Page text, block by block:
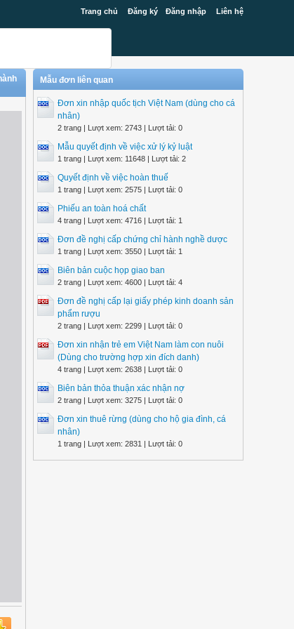
Trang chủ Đăng ký Đăng nhập Liên hệ
Mẫu đơn liên quan
Đơn xin nhập quốc tịch Việt Nam (dùng cho cá
nhân)
2 trang | Lượt xem: 2743 | Lượt tải: 0
Mẫu quyết định về việc xử lý kỷ luật
1 trang | Lượt xem: 11648 | Lượt tải: 2
Quyết định về việc hoàn thuế
1 trang | Lượt xem: 2575 | Lượt tải: 0
Phiếu an toàn hoá chất
4 trang | Lượt xem: 4716 | Lượt tải: 1
Đơn đề nghị cấp chứng chỉ hành nghề dược
1 trang | Lượt xem: 3550 | Lượt tải: 1
Biên bản cuộc họp giao ban
2 trang | Lượt xem: 4600 | Lượt tải: 4
Đơn đề nghị cấp lại giấy phép kinh doanh sản
phẩm rượu
2 trang | Lượt xem: 2299 | Lượt tải: 0
Đơn xin nhận trẻ em Việt Nam làm con nuôi
(Dùng cho trường hợp xin đích danh)
4 trang | Lượt xem: 2638 | Lượt tải: 0
Biên bản thỏa thuận xác nhận nợ
2 trang | Lượt xem: 3275 | Lượt tải: 0
Đơn xin thuê rừng (dùng cho hộ gia đình, cá
nhân)
1 trang | Lượt xem: 2831 | Lượt tải: 0